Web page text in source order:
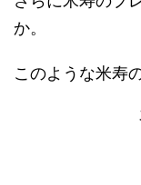
か。
このような米寿